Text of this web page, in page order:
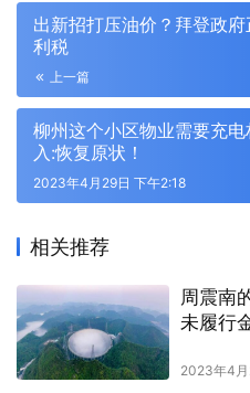
出新招打压油价？拜登政
利税
上一篇
柳州这个小区物业需要充
入:恢复原状！
2023年4月29日 下午2:18
相关推荐
周震南
未履行
2023年4月